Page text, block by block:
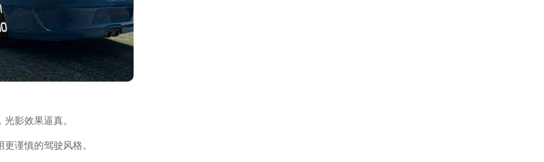
影效果逼真。
谨慎的驾驶风格。